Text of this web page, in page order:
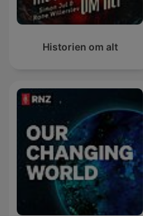
Historien om alt